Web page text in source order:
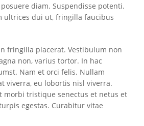
diam. Suspendisse potenti.
ultrices dui ut, fringilla faucibus
fringilla placerat. Vestibulum non
non, varius tortor. In hac
Nam et orci felis. Nullam
viverra, eu lobortis nisl viverra.
morbi tristique senectus et netus et
egestas. Curabitur vitae